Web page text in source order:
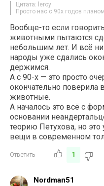
Цитата: leroy
Просто нас с 90х годов
Вообще-то если
животными пытаются
небольшим лет. И всё
народы уже сдались
держимся.
А с 90-х — это просто
окончательно поверила
животные.
А началось это всё с
основании
теорию Петухова, но
вещи в современном
Ответить 1
Nordman51